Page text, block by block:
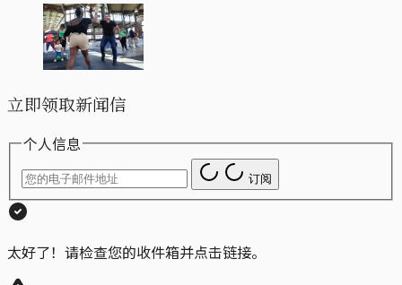
立即领取新闻信
个人信息
订阅
太好了！请检查您的收件箱并点击链接。